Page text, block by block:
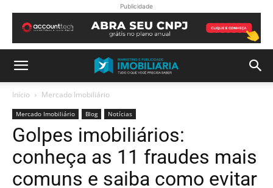
Publicidade
Início Mercado Imobiliário
Mercado Imobiliário Blog Notícias
Golpes imobiliários:
conheça as 11 fraudes mais
comuns e saiba como evitar